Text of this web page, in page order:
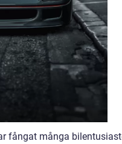
fångat många